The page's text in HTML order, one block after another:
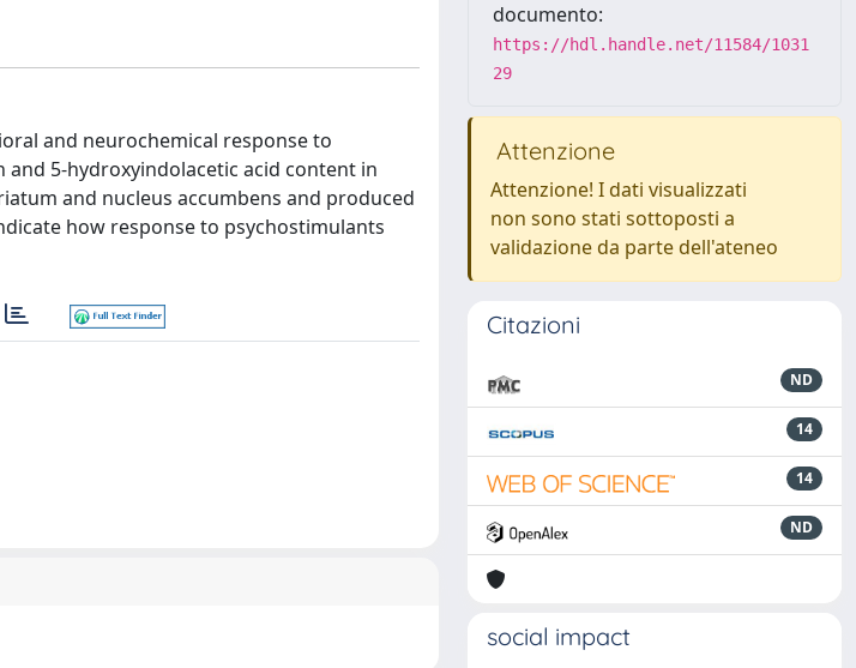
and neurochemical response to
5-hydroxyindolacetic acid content in
and nucleus accumbens and produced
how response to psychostimulants
documento:
https://hdl.handle.net/11584/1031
29
Attenzione
Attenzione! I dati visualizzati
non sono stati sottoposti a
validazione da parte dell'ateneo
Citazioni
ND
14
14
ND
social impact